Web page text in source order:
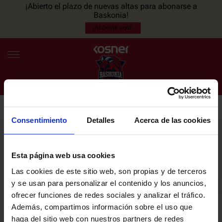
Consentimiento Detalles Acerca de las cookies
Esta página web usa cookies
Las cookies de este sitio web, son propias y de terceros
y se usan para personalizar el contenido y los anuncios,
ofrecer funciones de redes sociales y analizar el tráfico.
Además, compartimos información sobre el uso que
haga del sitio web con nuestros partners de redes
¡Abierto el plazo de nuevas altas para abonarse a
Baskonia!
¡Abónate aquí!
ES EU
NOTICIAS
PLANTILLA
ENTRADAS
NEWSLETTER
últimas noticias y promociones del club.
Email
He leído y acepto laPolítica de privacidaddel SASKI BASKONIA